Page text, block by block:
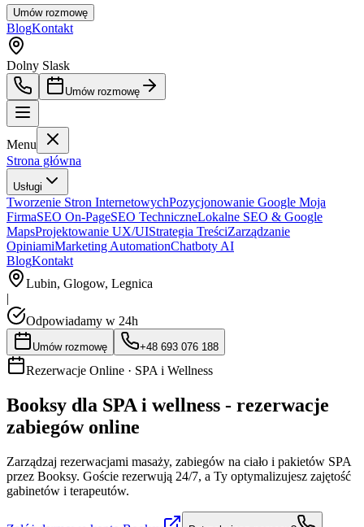
Umów rozmowę
BlogKontakt
Dolny Slask
Umów rozmowę
Menu
Strona główna
Usługi
Tworzenie Stron InternetowychPozycjonowanie Google Moja
FirmaSEO On-PageSEO TechniczneLokalne SEO & Google
MapsProjektowanie UX/UIStrategia TreściZarządzanie
OpiniamiMarketing AutomationChatboty AI
BlogKontakt
Lubin, Glogow, Legnica
|
Odpowiadamy w 24h
Umów rozmowę +48 693 076 188
Rezerwacje Online · SPA i Wellness
Booksy dla SPA i wellness - rezerwacje
zabiegów online
Zarządzaj rezerwacjami masaży, zabiegów na ciało i pakietów SPA
przez Booksy. Goście rezerwują 24/7, a Ty optymalizujesz zajętość
gabinetów i terapeutów.